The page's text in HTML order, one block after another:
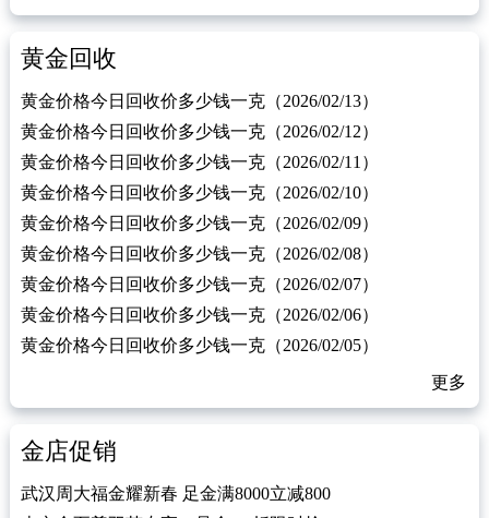
黄金回收
黄金价格今日回收价多少钱一克（2026/02/13）
黄金价格今日回收价多少钱一克（2026/02/12）
黄金价格今日回收价多少钱一克（2026/02/11）
黄金价格今日回收价多少钱一克（2026/02/10）
黄金价格今日回收价多少钱一克（2026/02/09）
黄金价格今日回收价多少钱一克（2026/02/08）
黄金价格今日回收价多少钱一克（2026/02/07）
黄金价格今日回收价多少钱一克（2026/02/06）
黄金价格今日回收价多少钱一克（2026/02/05）
更多
金店促销
武汉周大福金耀新春 足金满8000立减800